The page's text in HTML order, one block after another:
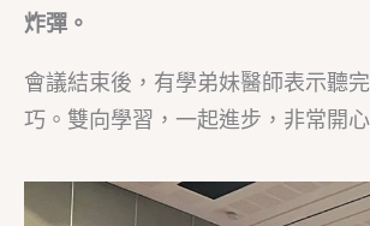
炸彈。
會議結束後，有學弟妹醫師表示聽
巧。雙向學習，一起進步，非常開心